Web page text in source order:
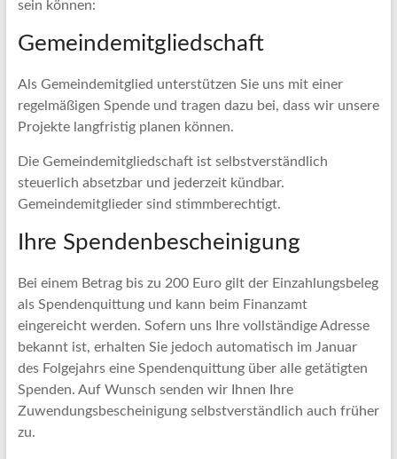
sein können:
Gemeindemitgliedschaft
Als Gemeindemitglied unterstützen Sie uns mit einer
regelmäßigen Spende und tragen dazu bei, dass wir unsere
Projekte langfristig planen können.
Die Gemeindemitgliedschaft ist selbstverständlich
steuerlich absetzbar und jederzeit kündbar.
Gemeindemitglieder sind stimmberechtigt.
Ihre Spendenbescheinigung
Bei einem Betrag bis zu 200 Euro gilt der Einzahlungsbeleg
als Spendenquittung und kann beim Finanzamt
eingereicht werden. Sofern uns Ihre vollständige Adresse
bekannt ist, erhalten Sie jedoch automatisch im Januar
des Folgejahrs eine Spendenquittung über alle getätigten
Spenden. Auf Wunsch senden wir Ihnen Ihre
Zuwendungsbescheinigung selbstverständlich auch früher
zu.